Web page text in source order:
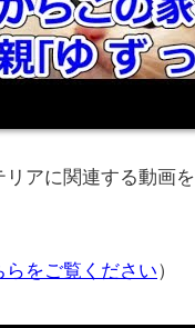
アに関連する動画
をご覧ください）